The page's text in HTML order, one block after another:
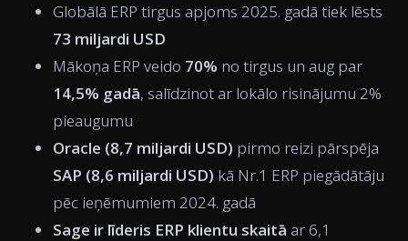
Globālā ERP tirgus apjoms 2025. gadā tiek lēsts
73 miljardi USD
Mākoņa ERP veido 70% no tirgus un aug par
14,5% gadā, salīdzinot ar lokālo risinājumu 2%
pieaugumu
Oracle (8,7 miljardi USD) pirmo reizi pārspēja
SAP (8,6 miljardi USD) kā Nr.1 ERP piegādātāju
pēc ieņēmumiem 2024. gadā
Sage ir līderis ERP klientu skaitā ar 6,1